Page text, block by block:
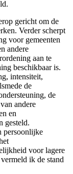
gericht om de
Verder scherpt
voor gemeenten
andere
aan te
beschikbaar is.
intensiteit,
de
de
andere
en
gesteld.
persoonlijke
voor lagere
ik de stand